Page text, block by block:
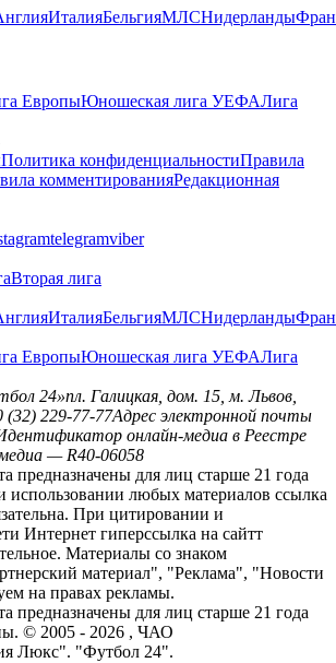
ИталияБельгияМЛСНидерланды
ЕвропыЮношеская лига УЕФАЛига
Политика конфиденциальностиПравила
комментированияРедакционная
telegramviber
Вторая лига
ИталияБельгияМЛСНидерланды
ЕвропыЮношеская лига УЕФАЛига
24»пл. Галицкая, дом. 15, м. Львов,
(32) 229-77-77Адрес электронной почты
онлайн-медиа в Реестре
— R40-06058
предназначены для лиц старше 21 года
любых материалов ссылка
При цитировании и
Интернет гиперссылка на сайтт
Материалы со знаком
материал", "Реклама", "Новости
на правах рекламы.
предназначены для лиц старше 21 года
© 2005 - 2026 , ЧАО
Люкс". "Футбол 24".